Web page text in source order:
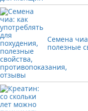
Семена
полезные